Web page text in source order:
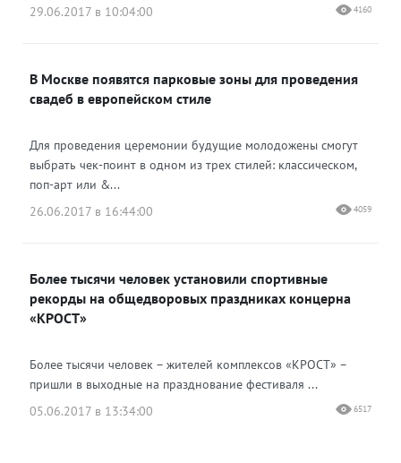
29.06.2017 в 10:04:00
4160
В Москве появятся парковые зоны для проведения
свадеб в европейском стиле
Для проведения церемонии будущие молодожены смогут
выбрать чек-поинт в одном из трех стилей: классическом,
поп-арт или &...
26.06.2017 в 16:44:00
4059
Более тысячи человек установили спортивные
рекорды на общедворовых праздниках концерна
«КРОСТ»
Более тысячи человек – жителей комплексов «КРОСТ» –
пришли в выходные на празднование фестиваля ...
05.06.2017 в 13:34:00
6517